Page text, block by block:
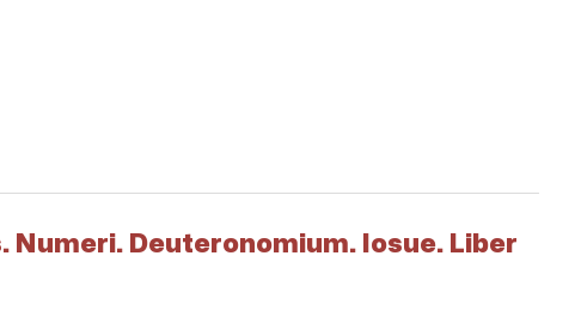
Numeri. Deuteronomium. Iosue. Liber